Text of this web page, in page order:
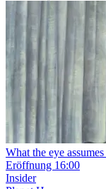
What the eye assumes
Eröffnung 16:00
Insider